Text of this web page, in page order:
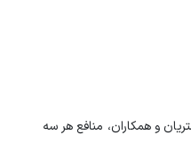
و همکاران، منافع هر سه